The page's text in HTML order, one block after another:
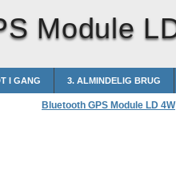
Module
I GANG 3. ALMINDELIG BRUG
Bluetooth GPS Module LD 4W